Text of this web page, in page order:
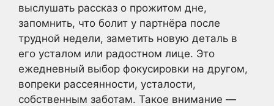
выслушать рассказ о прожитом дне,
запомнить, что болит у партнёра после
трудной недели, заметить новую деталь в
его усталом или радостном лице. Это
ежедневный выбор фокусировки на другом,
вопреки рассеянности, усталости,
собственным заботам. Такое внимание —